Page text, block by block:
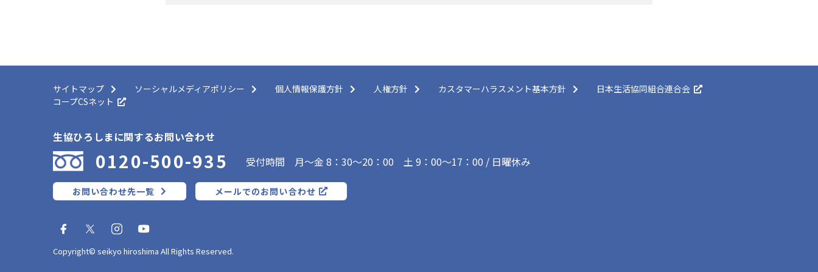
サイトマップ ソーシャルメディアポリシー 個人情報保護方針 人権方針 カスタマーハラスメント基本方針
日本生活協同組合連合会
コープCSネット
生協ひろしまに関するお問い合わせ
0120-500-935 受付時間 月～金 8：30～20：00 土 9：00～17：00 / 日曜休み
お問い合わせ先一覧 メールでのお問い合わせ
Copyright© seikyo hiroshima All Rights Reserved.